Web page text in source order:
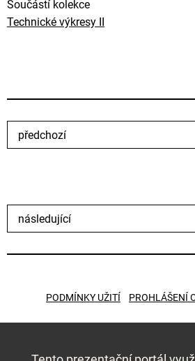
Součástí kolekce
Technické výkresy II
předchozí
následující
PODMÍNKY UŽITÍ PROHLÁŠENÍ